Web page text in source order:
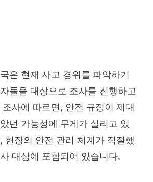
은 현재 사고 경위를 파악하기
들을 대상으로 조사를 진행하고
사에 따르면, 안전 규정이 제대
던 가능성에 무게가 실리고 있
현장의 안전 관리 체계가 적절했
대상에 포함되어 있습니다.